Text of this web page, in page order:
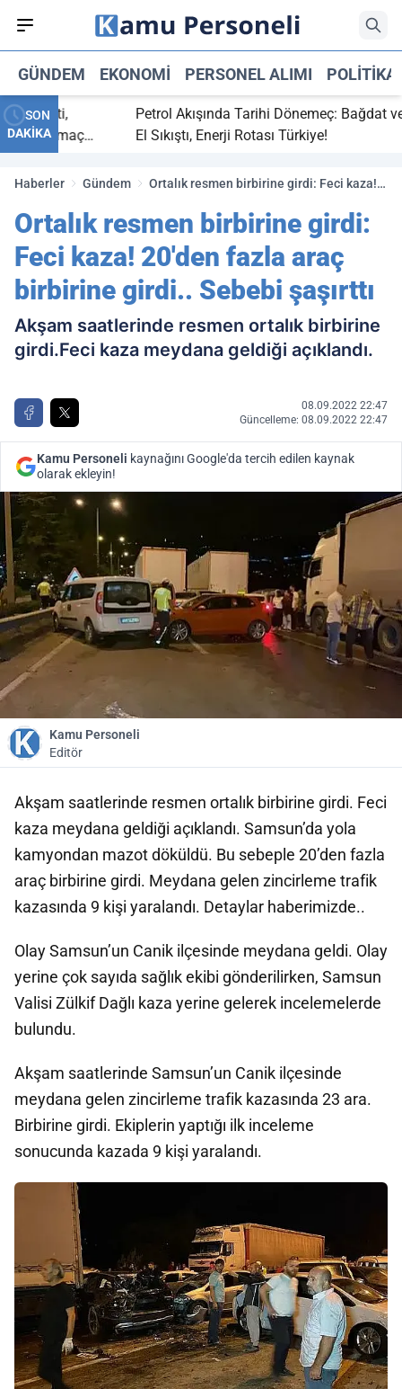
GÜNDEM EKONOMI PERSONEL ALIMI POLITIKA
SON
DAKİKA
bitti,
maç
Petrol Akışında Tarihi Dönemeç: Bağdat ve
El Sıkıştı, Enerji Rotası Türkiye!
Haberler Gündem
Ortalık resmen birbirine girdi: Feci kaza!
şaşırttı
Ortalık resmen birbirine girdi:
Feci kaza! 20'den fazla araç
birbirine girdi.. Sebebi şaşırttı
Akşam saatlerinde resmen ortalık birbirine
girdi.Feci kaza meydana geldiği açıklandı.
08.09.2022 22:47
Güncelleme: 08.09.2022 22:47
Kamu Personeli kaynağını Google'da tercih edilen kaynak
olarak ekleyin!
Kamu Personeli
Editör
Akşam saatlerinde resmen ortalık birbirine girdi. Feci
kaza meydana geldiği açıklandı. Samsun’da yola
kamyondan mazot döküldü. Bu sebeple 20’den fazla
araç birbirine girdi. Meydana gelen zincirleme trafik
kazasında 9 kişi yaralandı. Detaylar haberimizde..
Olay Samsun’un Canik ilçesinde meydana geldi. Olay
yerine çok sayıda sağlık ekibi gönderilirken, Samsun
Valisi Zülkif Dağlı kaza yerine gelerek incelemelerde
bulundu.
Akşam saatlerinde Samsun’un Canik ilçesinde
meydana gelen zincirleme trafik kazasında 23 ara.
Birbirine girdi. Ekiplerin yaptığı ilk inceleme
sonucunda kazada 9 kişi yaralandı.